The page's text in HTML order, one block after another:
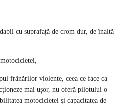
cu suprafață de crom dur, de înaltă
frânărilor violente, ceea ce face ca
mai ușor, nu oferă pilotului o
motocicletei și capacitatea de